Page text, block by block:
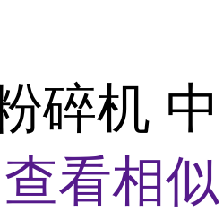
碎机 中
查看相似